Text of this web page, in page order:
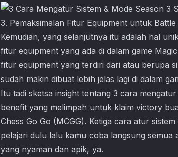
3. Pemaksimalan Fitur Equipment untuk Battle
Kemudian, yang selanjutnya itu adalah hal
fitur equipment yang ada di dalam game
fitur equipment yang terdiri dari atau berupa
sudah makin dibuat lebih jelas lagi di dalam
Itu tadi sketsa insight tentang 3 cara
benefit yang melimpah untuk klaim victory
Chess Go Go (MCGG). Ketiga cara atur
pelajari dulu lalu kamu coba langsung
yang nyaman dan apik, ya.